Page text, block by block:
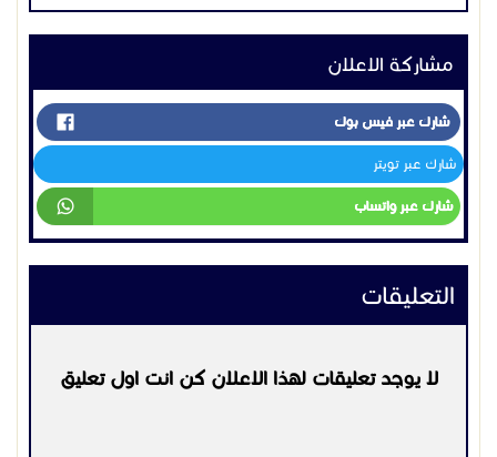
مشاركة الاعلان
شارك عبر فيس بوك
شارك عبر تويتر
شارك عبر واتساب
التعليقات
لا يوجد تعليقات لهذا الاعلان كن انت اول تعليق